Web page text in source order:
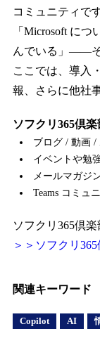
コミュニティです
「Microsoft に
んでいる」――そ
ここでは、導入
報、さらに他社
ソフクリ365倶
ブログ / 動画 /
イベントや勉
メールマガジ
Teams コミュ
ソフクリ365倶
＞＞ソフクリ
関連キーワード
Copilot AI